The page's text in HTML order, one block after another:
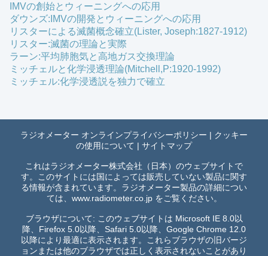
IMVの創始とウィーニングへの応用
ダウンズ:IMVの開発とウィーニングへの応用
リスターによる滅菌概念確立(Lister, Joseph:1827-1912)
リスター:滅菌の理論と実際
ラーン:平均肺胞気と高地ガス交換理論
ミッチェルと化学浸透理論(Mitchell,P:1920-1992)
ミッチェル:化学浸透説を独力で確立
ラジオメーター オンラインプライバシーポリシー | クッキー
の使用について | サイトマップ
これはラジオメーター株式会社（日本）のウェブサイトで
す。このサイトには国によっては販売していない製品に関す
る情報が含まれています。ラジオメーター製品の詳細につい
ては、 www.radiometer.co.jpをご覧ください。
ブラウザについて: このウェブサイトは Microsoft IE 8.0以
降、Firefox 5.0以降、Safari 5.0以降、Google Chrome 12.0
以降により最適に表示されます。これらブラウザの旧バージ
ョンまたは他のブラウザでは正しく表示されないことがあり